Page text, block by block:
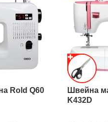
Rold Q60
Швейна
K432D